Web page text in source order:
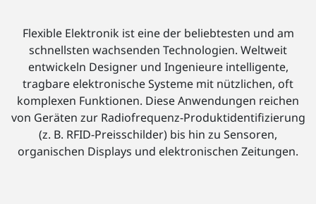
Flexible Elektronik ist eine der beliebtesten und am
schnellsten wachsenden Technologien. Weltweit
entwickeln Designer und Ingenieure intelligente,
tragbare elektronische Systeme mit nützlichen, oft
komplexen Funktionen. Diese Anwendungen reichen
von Geräten zur Radiofrequenz-Produktidentifizierung
(z. B. RFID-Preisschilder) bis hin zu Sensoren,
organischen Displays und elektronischen Zeitungen.